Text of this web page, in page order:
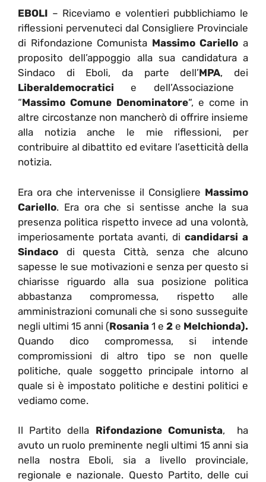
EBOLI – Riceviamo e volentieri pubblichiamo le
riflessioni pervenuteci dal Consigliere Provinciale
di Rifondazione Comunista Massimo Cariello a
proposito dell’appoggio alla sua candidatura a
Sindaco di Eboli, da parte dell’MPA, dei
Liberaldemocratici e dell’Associazione
“Massimo Comune Denominatore“, e come in
altre circostanze non mancherò di offrire insieme
alla notizia anche le mie riflessioni, per
contribuire al dibattito ed evitare l’asetticità della
notizia.
Era ora che intervenisse il Consigliere Massimo
Cariello. Era ora che si sentisse anche la sua
presenza politica rispetto invece ad una volontà,
imperiosamente portata avanti, di candidarsi a
Sindaco di questa Città, senza che alcuno
sapesse le sue motivazioni e senza per questo si
chiarisse riguardo alla sua posizione politica
abbastanza compromessa, rispetto alle
amministrazioni comunali che si sono susseguite
negli ultimi 15 anni (Rosania 1 e 2 e Melchionda).
Quando dico compromessa, si intende
compromissioni di altro tipo se non quelle
politiche, quale soggetto principale intorno al
quale si è impostato politiche e destini politici e
vediamo come.
Il Partito della Rifondazione Comunista, ha
avuto un ruolo preminente negli ultimi 15 anni sia
nella nostra Eboli, sia a livello provinciale,
regionale e nazionale. Questo Partito, delle cui